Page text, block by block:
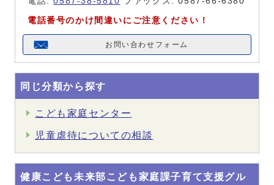
電話番号のかけ間違いにご注意ください！
お問い合わせフォーム
同じ分類から探す
こども家庭センター
児童虐待についての相談
健康こども未来部こども家庭課子育て支援グル